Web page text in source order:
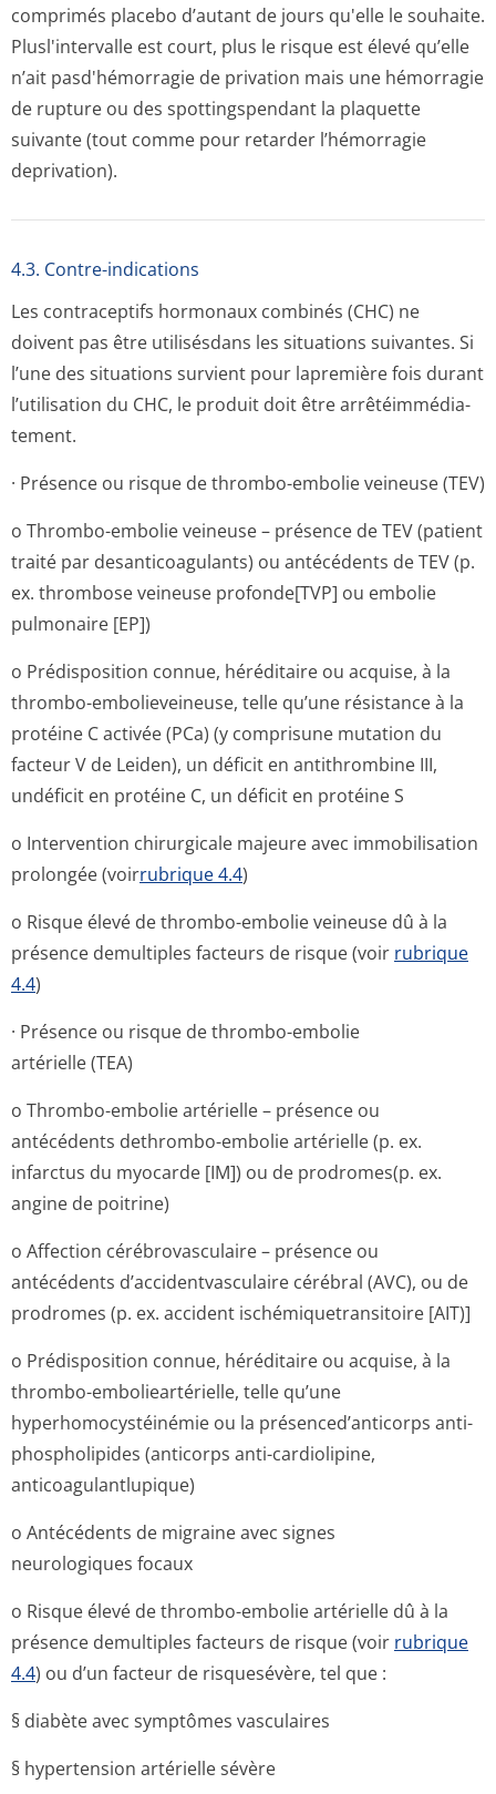
comprimés placebo d’autant de jours qu'elle le souhaite.
Plusl'intervalle est court, plus le risque est élevé qu’elle
n’ait pasd'hémorragie de privation mais une hémorragie
de rupture ou des spottingspendant la plaquette
suivante (tout comme pour retarder l’hémorragie
deprivation).
4.3. Contre-indications
Les contraceptifs hormonaux combinés (CHC) ne
doivent pas être utilisésdans les situations suivantes. Si
l’une des situations survient pour lapremière fois durant
l’utilisation du CHC, le produit doit être arrêtéimmédia­
tement.
· Présence ou risque de thrombo-embolie veineuse (TEV)
o Thrombo-embolie veineuse – présence de TEV (patient
traité par desanticoagulants) ou antécédents de TEV (p.
ex. thrombose veineuse profonde[TVP] ou embolie
pulmonaire [EP])
o Prédisposition connue, héréditaire ou acquise, à la
thrombo-embolieveineuse, telle qu’une résistance à la
protéine C activée (PCa) (y comprisune mutation du
facteur V de Leiden), un déficit en antithrombine III,
undéficit en protéine C, un déficit en protéine S
o Intervention chirurgicale majeure avec immobilisation
prolongée (voirrubrique 4.4)
o Risque élevé de thrombo-embolie veineuse dû à la
présence demultiples facteurs de risque (voir rubrique
4.4)
· Présence ou risque de thrombo-embolie
artérielle (TEA)
o Thrombo-embolie artérielle – présence ou
antécédents dethrombo-embolie artérielle (p. ex.
infarctus du myocarde [IM]) ou de prodromes(p. ex.
angine de poitrine)
o Affection cérébrovasculaire – présence ou
antécédents d’accidentvas­culaire cérébral (AVC), ou de
prodromes (p. ex. accident ischémiquetran­sitoire [AIT)]
o Prédisposition connue, héréditaire ou acquise, à la
thrombo-embolieartérielle, telle qu’une
hyperhomocysté­inémie ou la présenced’anticorps anti-
phospholipides (anticorps anti-cardiolipine,
anticoagulantlu­pique)
o Antécédents de migraine avec signes
neurologiques fo­caux
o Risque élevé de thrombo-embolie artérielle dû à la
présence demultiples facteurs de risque (voir rubrique
4.4) ou d’un facteur de risquesévère, tel que :
§ diabète avec symptômes vasculaires
§ hypertension artérielle sévère